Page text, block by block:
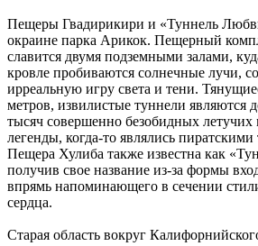
Пещеры Гвадирикири и «Туннель
окраине парка Арикок. Пещерный
славится двумя подземными залами,
кровле пробиваются солнечные лучи,
ирреальную игру света и тени.
метров, извилистые туннели являются
тысяч совершенно безобидных
легенды, когда-то являлись
Пещера Хулиба также известна как
получив свое название из-за формы
впрямь напоминающего в сечении
сердца.
Старая область вокруг